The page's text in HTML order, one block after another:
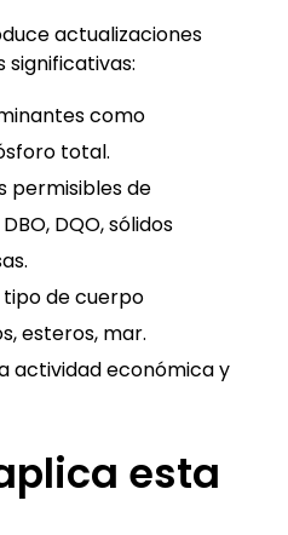
actualizaciones
como
total.
permisibles de
DQO, sólidos
de cuerpo
esteros, mar.
actividad económica y
esta